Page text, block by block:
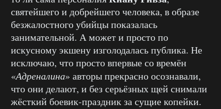
святейшего и добрейшего человека, в образе
безжалостного убийцы показалась
занимательной. А может и просто по
искусному экшену изголодалась публика. Не
исключаю, что просто впервые со времён
«Адреналина» авторы прекрасно осознавали,
что они делают, и без серьёзных щей снимали
жёсткий боевик-праздник за сущие копейки.